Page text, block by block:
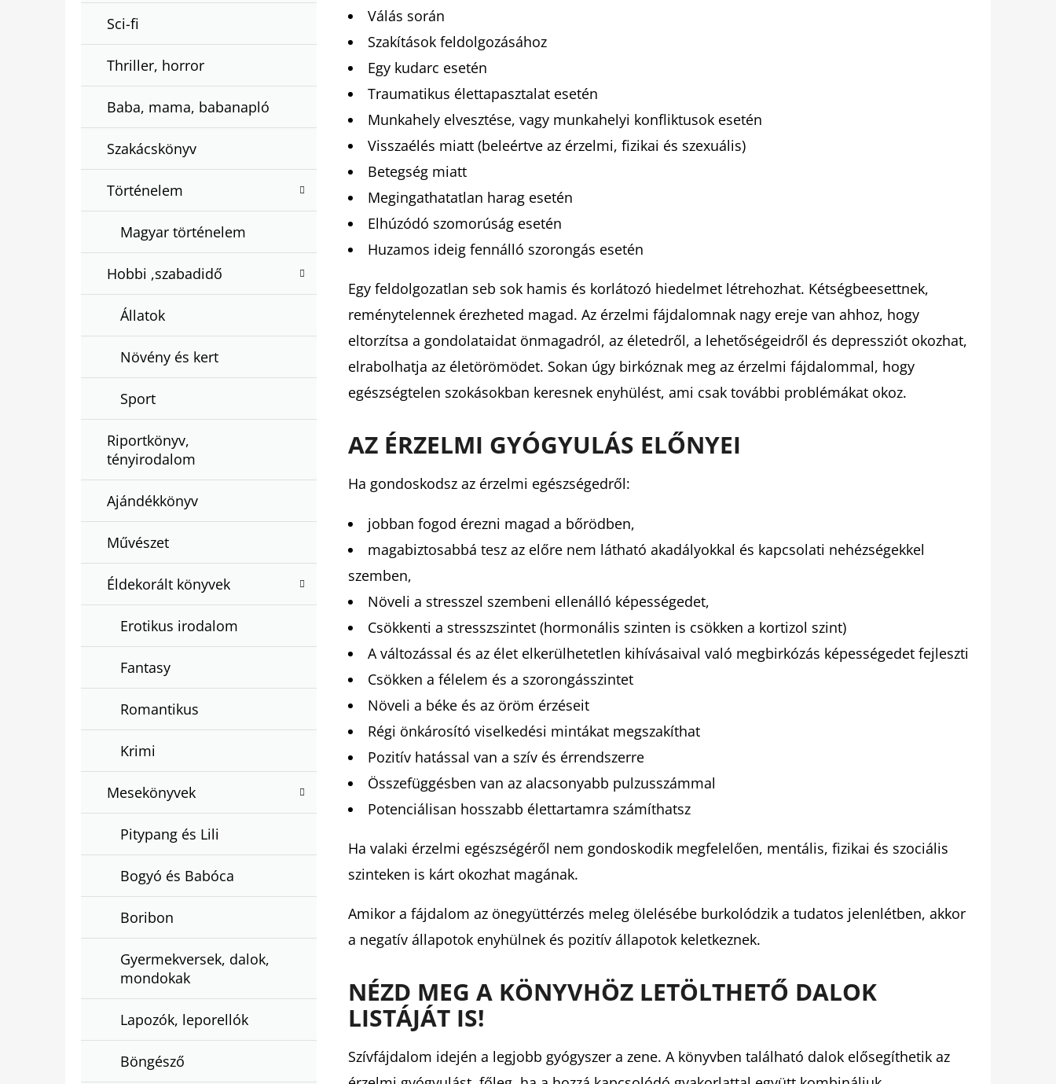
Sci-fi
Thriller, horror
Baba, mama, babanapló
Szakácskönyv
Történelem
Magyar történelem
Hobbi ,szabadidő
Állatok
Növény és kert
Sport
Riportkönyv,
tényirodalom
Ajándékkönyv
Művészet
Éldekorált könyvek
Erotikus irodalom
Fantasy
Romantikus
Krimi
Mesekönyvek
Pitypang és Lili
Bogyó és Babóca
Boribon
Gyermekversek, dalok,
mondokak
Lapozók, leporellók
Böngésző
Válás során
Szakítások feldolgozásához
Egy kudarc esetén
Traumatikus élettapasztalat esetén
Munkahely elvesztése, vagy munkahelyi konfliktusok esetén
Visszaélés miatt (beleértve az érzelmi, fizikai és szexuális)
Betegség miatt
Megingathatatlan harag esetén
Elhúzódó szomorúság esetén
Huzamos ideig fennálló szorongás esetén
Egy feldolgozatlan seb sok hamis és korlátozó hiedelmet létrehozhat. Kétségbeesettnek,
reménytelennek érezheted magad. Az érzelmi fájdalomnak nagy ereje van ahhoz, hogy
eltorzítsa a gondolataidat önmagadról, az életedről, a lehetőségeidről és depressziót okozhat,
elrabolhatja az életörömödet. Sokan úgy birkóznak meg az érzelmi fájdalommal, hogy
egészségtelen szokásokban keresnek enyhülést, ami csak további problémákat okoz.
AZ ÉRZELMI GYÓGYULÁS ELŐNYEI
Ha gondoskodsz az érzelmi egészségedről:
jobban fogod érezni magad a bőrödben,
magabiztosabbá tesz az előre nem látható akadályokkal és kapcsolati nehézségekkel
szemben,
Növeli a stresszel szembeni ellenálló képességedet,
Csökkenti a stresszszintet (hormonális szinten is csökken a kortizol szint)
A változással és az élet elkerülhetetlen kihívásaival való megbirkózás képességedet fejleszti
Csökken a félelem és a szorongásszintet
Növeli a béke és az öröm érzéseit
Régi önkárosító viselkedési mintákat megszakíthat
Pozitív hatással van a szív és érrendszerre
Összefüggésben van az alacsonyabb pulzusszámmal
Potenciálisan hosszabb élettartamra számíthatsz
Ha valaki érzelmi egészségéről nem gondoskodik megfelelően, mentális, fizikai és szociális
szinteken is kárt okozhat magának.
Amikor a fájdalom az önegyüttérzés meleg ölelésébe burkolódzik a tudatos jelenlétben, akkor
a negatív állapotok enyhülnek és pozitív állapotok keletkeznek.
NÉZD MEG A KÖNYVHÖZ LETÖLTHETŐ DALOK
LISTÁJÁT IS!
Szívfájdalom idején a legjobb gyógyszer a zene. A könyvben található dalok elősegíthetik az